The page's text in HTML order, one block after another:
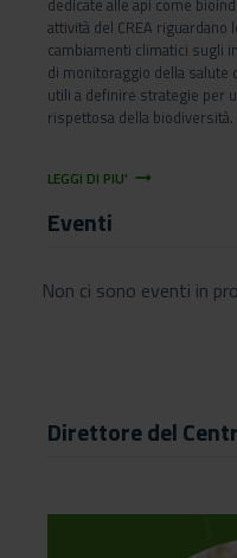
attività del CREA
cambiamenti climatici sugli
di monitoraggio della salute
utili a definire strategie per
rispettosa della biodiversità.
LEGGI DI PIU' arrow_right_alt
Eventi
Non ci sono eventi in
Direttore del